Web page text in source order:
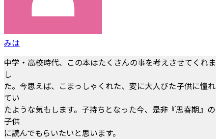
みは
中学・高校時代、この本はたくさんの事を考えさせてくれま
し
た。今思えば、こまっしゃくれた、変に大人びた子供に憧れ
てい
たような気もします。子持ちとなった今、是非『思春期』の
子供
に読んでもらいたいと思います。